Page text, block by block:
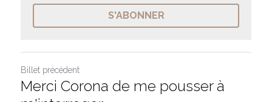
S'ABONNER
Billet précédent
Merci Corona de me pousser à